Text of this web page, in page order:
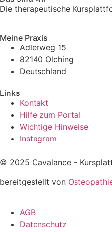
Die therapeutische
Meine Praxis
Adlerweg 15
82140 Olching
Deutschland
Links
Kontakt
Hilfe zum Portal
Wichtige Hinweise
Instagram
© 2025 Cavalance –
bereitgestellt von
AGB
Datenschutz